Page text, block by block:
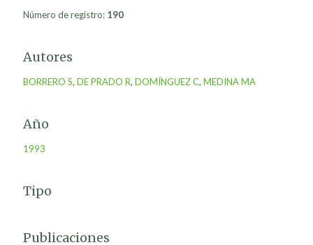
Número de registro: 190
Autores
BORRERO S, DE PRADO R, DOMÍNGUEZ C, MEDINA MA
Año
1993
Tipo
Publicaciones